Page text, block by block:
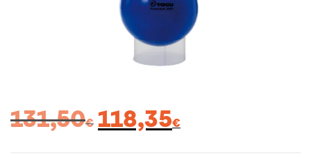
131,50€
Original
price
118,35€τρέχουσα